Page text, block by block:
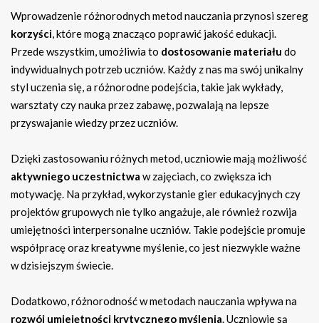
Wprowadzenie różnorodnych metod nauczania przynosi szereg
korzyści, które mogą znacząco poprawić jakość edukacji.
Przede wszystkim, umożliwia to dostosowanie materiału do
indywidualnych potrzeb uczniów. Każdy z nas ma swój unikalny
styl uczenia się, a różnorodne podejścia, takie jak wykłady,
warsztaty czy nauka przez zabawę, pozwalają na lepsze
przyswajanie wiedzy przez uczniów.
Dzięki zastosowaniu różnych metod, uczniowie mają możliwość
aktywniego uczestnictwa w zajęciach, co zwiększa ich
motywację. Na przykład, wykorzystanie gier edukacyjnych czy
projektów grupowych nie tylko angażuje, ale również rozwija
umiejętności interpersonalne uczniów. Takie podejście promuje
współpracę oraz kreatywne myślenie, co jest niezwykle ważne
w dzisiejszym świecie.
Dodatkowo, różnorodność w metodach nauczania wpływa na
rozwój umiejętności krytycznego myślenia. Uczniowie są